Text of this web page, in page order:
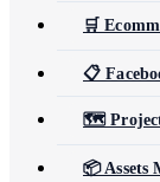
🛒
📋
🗺️ Project
📦 Assets